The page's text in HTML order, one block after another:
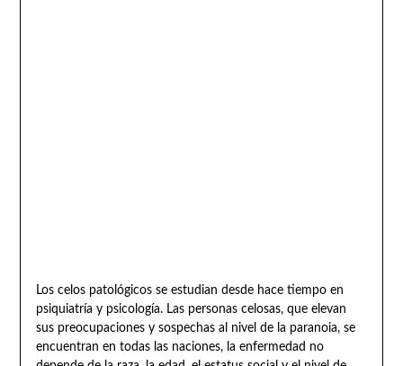
Los celos patológicos se estudian desde hace tiempo en
psiquiatría y psicología. Las personas celosas, que elevan
sus preocupaciones y sospechas al nivel de la paranoia, se
encuentran en todas las naciones, la enfermedad no